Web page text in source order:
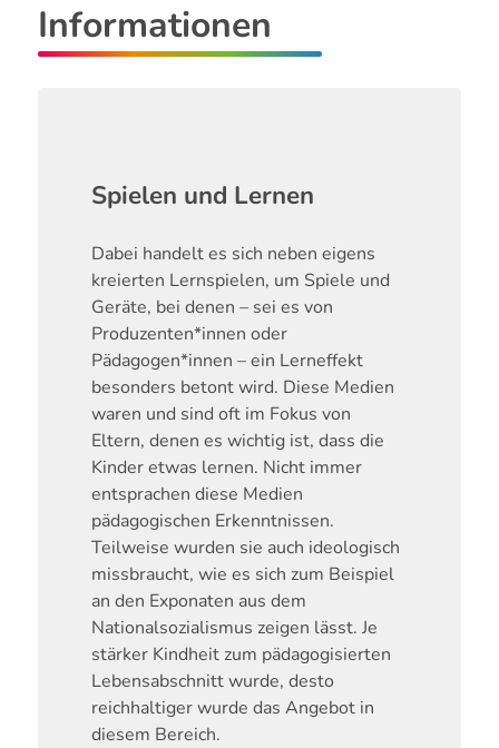
Informationen
Spielen und Lernen
Dabei handelt es sich neben eigens
kreierten Lernspielen, um Spiele und
Geräte, bei denen – sei es von
Produzenten*innen oder
Pädagogen*innen – ein Lerneffekt
besonders betont wird. Diese Medien
waren und sind oft im Fokus von
Eltern, denen es wichtig ist, dass die
Kinder etwas lernen. Nicht immer
entsprachen diese Medien
pädagogischen Erkenntnissen.
Teilweise wurden sie auch ideologisch
missbraucht, wie es sich zum Beispiel
an den Exponaten aus dem
Nationalsozialismus zeigen lässt. Je
stärker Kindheit zum pädagogisierten
Lebensabschnitt wurde, desto
reichhaltiger wurde das Angebot in
diesem Bereich.